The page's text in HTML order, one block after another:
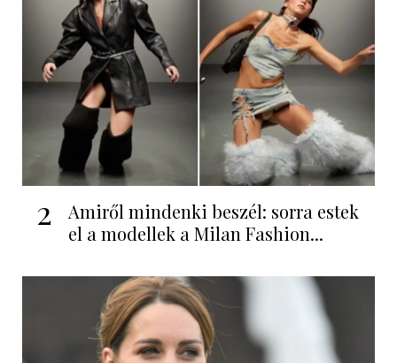
2
Amiről mindenki beszél: sorra estek
el a modellek a Milan Fashion...